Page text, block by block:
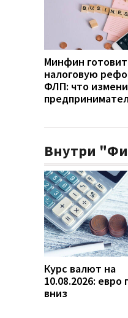
Минфин готовит
налоговую
ФЛП: что
Внутри
Курс валют на
10.08.2026:
вниз